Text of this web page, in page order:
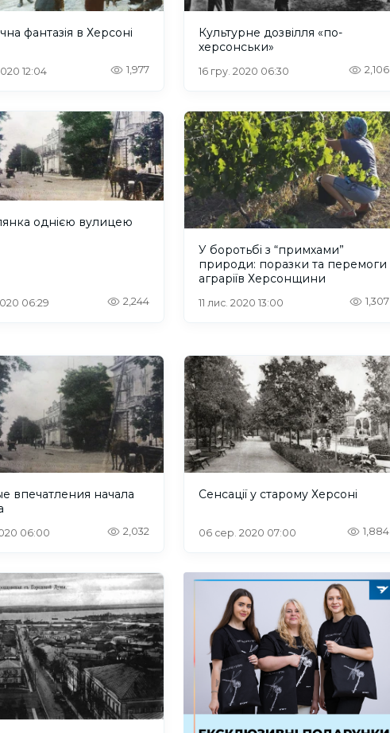
фантазія в Херсоні
12:04 1,977
Культурне дозвілля «по-
херсонськи»
16 гру. 2020 06:30 2,106
однією вулицею
06:29 2,244
У боротьбі з “примхами”
природи: поразки та перемоги
аграріїв Херсонщини
11 лис. 2020 13:00 1,307
впечатления начала
06:00 2,032
Сенсації у старому Херсоні
06 сер. 2020 07:00 1,884